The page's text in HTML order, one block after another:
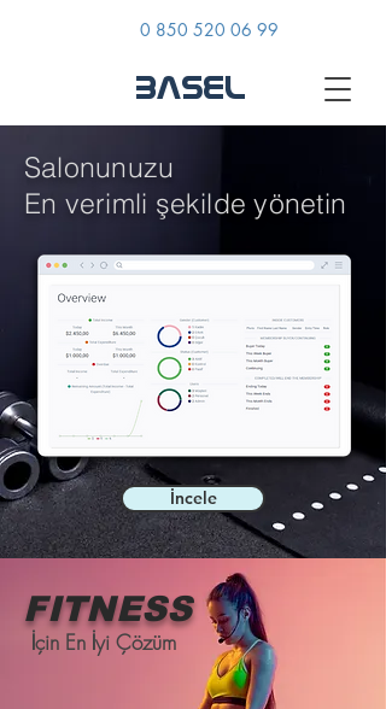
BASEL
0 850 520 06 99
Salonunuzu
En verimli şekilde yönetin
İncele
FITNESS
İçin En İyi Çözüm